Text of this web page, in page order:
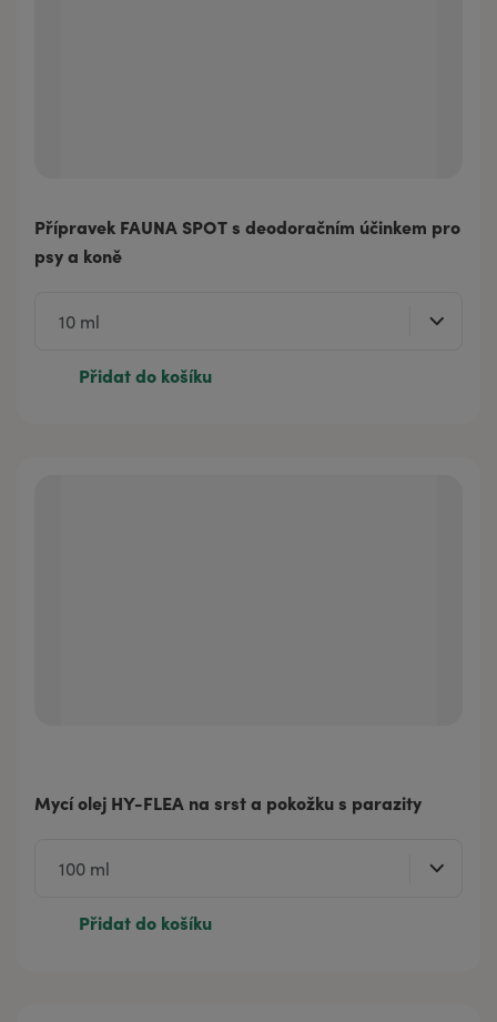
Přípravek FAUNA SPOT s deodoračním účinkem pro
psy a koně
Přidat do košíku
Mycí olej HY-FLEA na srst a pokožku s parazity
Přidat do košíku